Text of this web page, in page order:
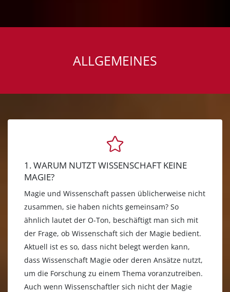
ALLGEMEINES
1. WARUM NUTZT WISSENSCHAFT KEINE
MAGIE?
Magie und Wissenschaft passen üblicherweise nicht
zusammen, sie haben nichts gemeinsam? So
ähnlich lautet der O-Ton, beschäftigt man sich mit
der Frage, ob Wissenschaft sich der Magie bedient.
Aktuell ist es so, dass nicht belegt werden kann,
dass Wissenschaft Magie oder deren Ansätze nutzt,
um die Forschung zu einem Thema voranzutreiben.
Auch wenn Wissenschaftler sich nicht der Magie